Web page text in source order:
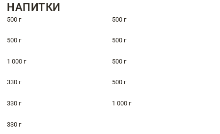
НАПИТКИ
500 г 500 г
500 г 500 г
1 000 г 500 г
330 г 500 г
330 г 1 000 г
330 г